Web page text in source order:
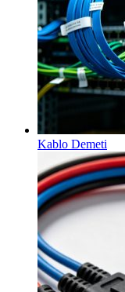
Kablo Demeti